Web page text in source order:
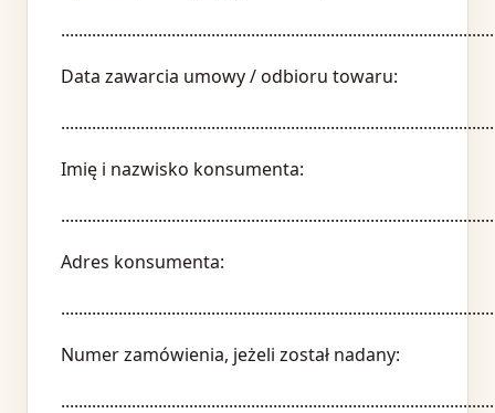
Data zawarcia umowy / odbioru towaru:
Imię i nazwisko konsumenta:
Adres konsumenta:
Numer zamówienia, jeżeli został nadany: